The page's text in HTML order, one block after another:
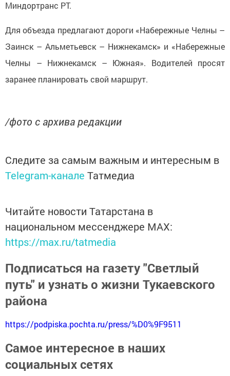
Миндортранс РТ.
Для объезда предлагают дороги «Набережные Челны –
Заинск – Альметьевск – Нижнекамск» и «Набережные
Челны – Нижнекамск – Южная». Водителей просят
заранее планировать свой маршрут.
/фото с архива редакции
Следите за самым важным и интересным в
Telegram-канале Татмедиа
Читайте новости Татарстана в
национальном мессенджере MАХ:
https://max.ru/tatmedia
Подписаться на газету "Светлый
путь" и узнать о жизни Тукаевского
района
https://podpiska.pochta.ru/press/%D0%9F9511
Самое интересное в наших
социальных сетях